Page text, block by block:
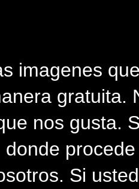
imagenes
gratuita.
nos gusta.
Si